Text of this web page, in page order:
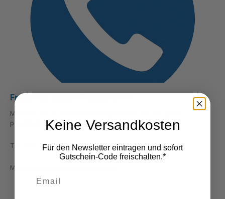
Fragen zu diesen Produkten??
Mit mehr als 30 Jahren Erfahrung beraten wir Sie gerne
persönlich.
Tel.: +49 2822 7131930
Mail:
Keine Versandkosten
Für den Newsletter eintragen und sofort
Gutschein-Code freischalten.*